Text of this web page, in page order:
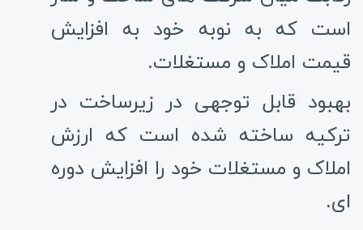
است که به نوبه خود به افزایش
قیمت املاک و مستغلات.
بهبود قابل توجهی در زیرساخت در
ترکیه ساخته شده است که ارزش
املاک و مستغلات خود را افزایش دوره
ای.